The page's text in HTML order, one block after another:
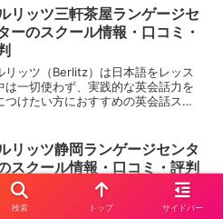
スタマイズし、実際の生活の中で使
英語のスピー...
リッツ三軒茶屋ランゲージセ
ーのスクール情報・口コミ・
リッツ（Berlitz）は日本語をレッス
は一切使わず、実践的な英会話力を
つけたい方におすすめの英会話スク
スタマイズし、実際の生活の中で使
英語のスピー...
リッツ静岡ランゲージセンタ
スクール情報・口コミ・評判
リッツ（Berlitz）は日本語をレッス
は一切使わず、実践的な英会話力を
検索 トップ サイドバー